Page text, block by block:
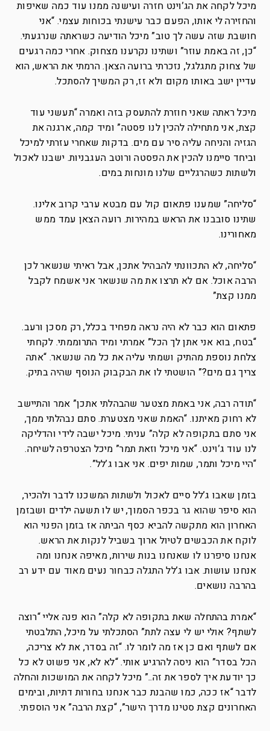
מיכל לקחה את הג’וינט חזרה ועישנה ממנו עוד כמה שאיפות
והחזירה לי אותו, הפעם כבר עישנתי בכוחות עצמי. “אני
חושבת שזה עשה לך טוב” מיכל הודיעה כשראתה שנרגעתי.
“כן, זה באמת עוזר” ושתינו נקרענו מצחוק. אחרי כמה רגעים
של צחוק מתגלגל, נזכרתי ברועה הצאן. הרמתי את הראש, הוא
עדיין ישב באותו מקום ולא זז, רק המשיך להסתכל.
מיכל ראתה שאני חוזרת להתעסק בזה ואמרה “תעשני עוד
קצת, אני מתחילה להכין לנו פסטה” ומיד קמה, ארגנה את
הגזיה והניחה עליה סיר עם מים. בדקות שאחרי עזרתי למיכל
וביחד סיימנו להכין את הפסטה ורוטב העגבניות. ישבנו לאכול
ולשתות כשהרגליים שלנו מונחות במים.
“סליחה” שמענו פתאום קול עם מבטא ערבי קרוב אלינו.
שתינו סובבנו את הראש במהירות. רועה הצאן עמד ממש
מאחורינו.
“סליחה, לא התכוונתי להבהיל אתכן, אבל ראיתי שנשאר לכן
הרבה אוכל. אם לא תרצו את מה שנשאר אני אשמח לקבל
ממנו קצת”
פתאום הוא כבר לא היה נראה מפחיד בכלל, רק מסכן ורעב.
“בטח, בוא אני אתן לך הכל” אמרתי ומיד התרוממתי. לקחתי
צלחת נוספת מהתיק ושמתי עליה את כל מה שנשאר. “אתה
צריך גם מים?” הושטתי לו את הבקבוק הנוסף שהיה בתיק.
“תודה רבה, אני באמת מצטער שהבהלתי אתכן” אמר והתיישב
לא רחוק מאיתנו. “האמת שאני מצטערת. סתם נבהלתי ממך,
אני סתם בתקופה לא קלה” עניתי. מיכל ישבה לידי והדליקה
לנו עוד ג’וינט. “אני מיכל וזאת תמר” מיכל הצטרפה לשיחה.
“היי מיכל ותמר, שמות יפים. אני אבו ג’לל”.
בזמן שאבו ג’לל סיים לאכול ולשתות המשכנו לדבר ולהכיר,
הוא סיפר שהוא גר בכפר הסמוך, יש לו תשעה ילדים ושבזמן
האחרון הוא מתקשה להביא כסף הביתה אז בזמן הפנוי הוא
לוקח את הכבשים לטיול ארוך בשביל לנקות את הראש.
אנחנו סיפרנו לו שאנחנו בנות שירות, מאיפה אנחנו ומה
אנחנו עושות. אבו ג’לל התגלה כבחור נעים מאוד עם ידע רב
בהרבה נושאים.
“אמרת בהתחלה שאת בתקופה לא קלה” הוא פנה אליי “רוצה
לשתף? אולי יש לי עצה לתת” הסתכלתי על מיכל, התלבטתי
אם לשתף ואם כן אז מה לומר לו. “זה בסדר, את לא צריכה,
הכל בסדר” הוא ניסה להרגיע אותי. “לא לא, אני פשוט לא כל
כך יודעת איך לספר את זה..” מיכל לקחה את המושכות והחלה
לדבר “אז ככה, כמו שהבנת כבר אנחנו בחורות דתיות, ובימים
האחרונים קצת סטינו מדרך הישר”, “קצת הרבה” אני הוספתי.